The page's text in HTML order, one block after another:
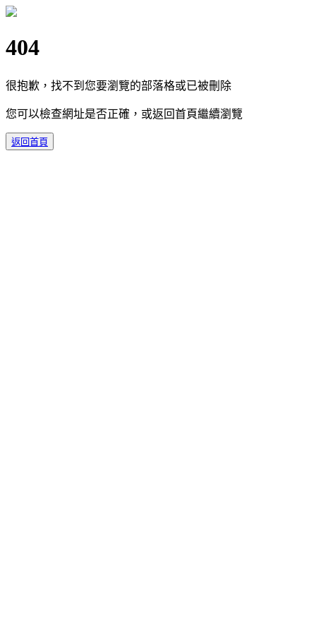
404
很抱歉，找不到您要瀏覽的部落格或已被刪除
您可以檢查網址是否正確，或返回首頁繼續瀏覽
返回首頁